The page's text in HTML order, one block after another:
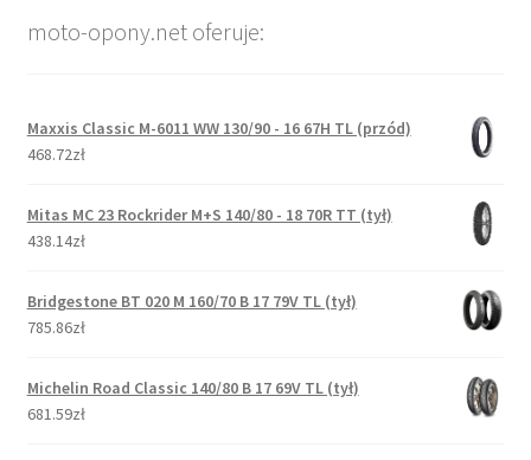
moto-opony.net oferuje:
Maxxis Classic M-6011 WW 130/90 - 16 67H TL (przód)
468.72zł
Mitas MC 23 Rockrider M+S 140/80 - 18 70R TT (tył)
438.14zł
Bridgestone BT 020 M 160/70 B 17 79V TL (tył)
785.86zł
Michelin Road Classic 140/80 B 17 69V TL (tył)
681.59zł